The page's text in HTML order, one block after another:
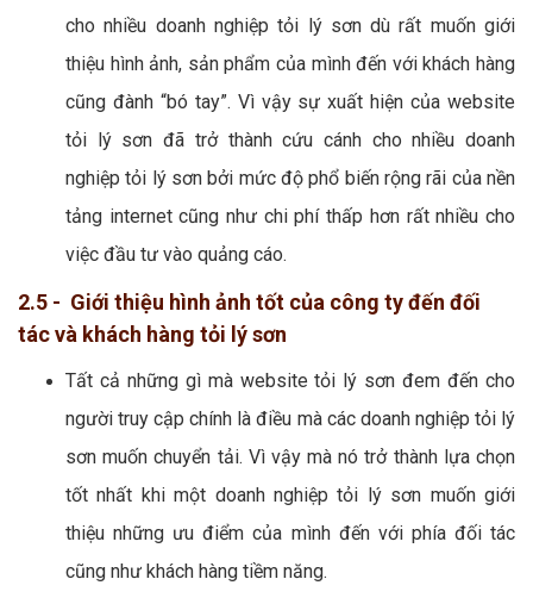
cho nhiều doanh nghiệp tỏi lý sơn dù rất muốn giới
thiệu hình ảnh, sản phẩm của mình đến với khách hàng
cũng đành “bó tay”. Vì vậy sự xuất hiện của website
tỏi lý sơn đã trở thành cứu cánh cho nhiều doanh
nghiệp tỏi lý sơn bởi mức độ phổ biến rộng rãi của nền
tảng internet cũng như chi phí thấp hơn rất nhiều cho
việc đầu tư vào quảng cáo.
2.5 - Giới thiệu hình ảnh tốt của công ty đến đối
tác và khách hàng tỏi lý sơn
Tất cả những gì mà website tỏi lý sơn đem đến cho
người truy cập chính là điều mà các doanh nghiệp tỏi lý
sơn muốn chuyển tải. Vì vậy mà nó trở thành lựa chọn
tốt nhất khi một doanh nghiệp tỏi lý sơn muốn giới
thiệu những ưu điểm của mình đến với phía đối tác
cũng như khách hàng tiềm năng.